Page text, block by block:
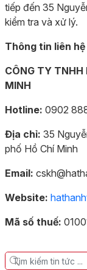
tiếp đến 35
kiểm tra và xử lý.
Thông tin liên hệ
CÔNG TY
MINH
Hotline: 0902
Địa chỉ: 35
phố Hồ Chí Minh
Email:
Website:
Mã số thuế: